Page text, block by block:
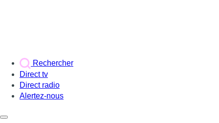
Rechercher
Direct tv
Direct radio
Alertez-nous